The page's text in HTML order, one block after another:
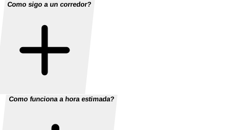
Como sigo a un corredor?
Como funciona a hora estimada?